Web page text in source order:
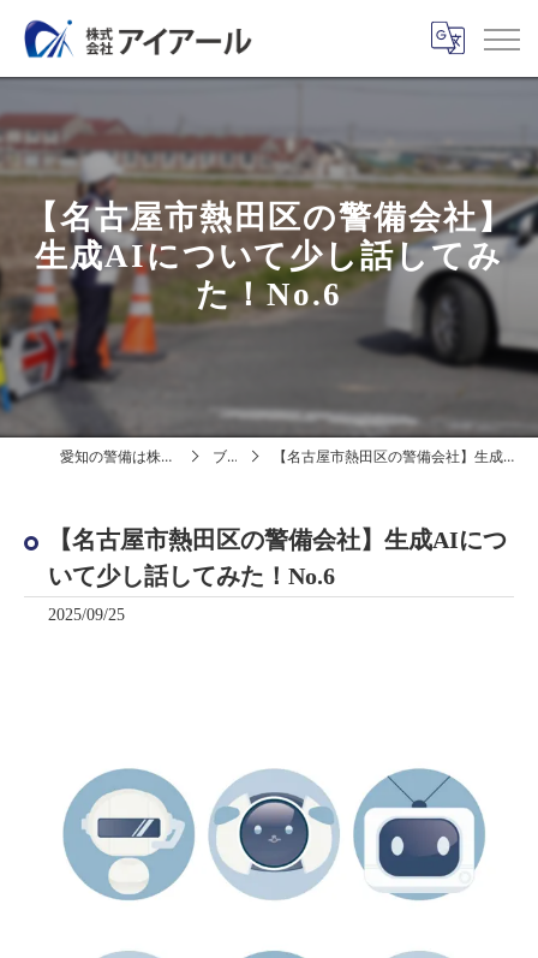
【名古屋市熱田区の警備会社】
生成AIについて少し話してみ
た！No.6
愛知の警備は株式会社アイアール ブログ 【名古屋市熱田区の警備会社】生成AIについて少し話してみた！No.6
【名古屋市熱田区の警備会社】生成AIにつ
いて少し話してみた！No.6
2025/09/25